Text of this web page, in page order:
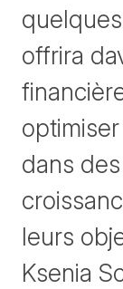
offrira
dans
leurs
Ksenia